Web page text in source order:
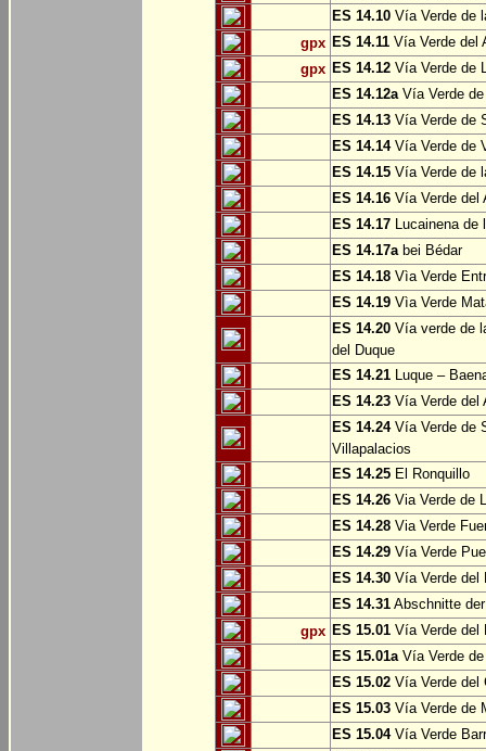
ES 14.10 Vía Verde de
gpx ES 14.11 Vía Verde del
gpx ES 14.12 Vía Verde de
ES 14.12aVía Verde de
ES 14.13 Vía Verde de
ES 14.14Vía Verde de
ES 14.15 Vía Verde de
ES 14.16 Vía Verde del
ES 14.17 Lucainena de
ES 14.17abei Bédar
ES 14.18 Vìa Verde
ES 14.19 Vìa Verde
ES 14.20 Vía verde de
del Duque
ES 14.21 Luque –
ES 14.23 Vía Verde del
ES 14.24Vía Verde de
Villapalacios
ES 14.25 El Ronquillo
ES 14.26 Via Verde de
ES 14.28 Via Verde
ES 14.29 Vía Verde
ES 14.30 Vía Verde del
ES 14.31 Abschnitte
gpx ES 15.01 Vía Verde del
ES 15.01aVía Verde de
ES 15.02 Vía Verde del
ES 15.03 Vía Verde de
ES 15.04Vía Verde